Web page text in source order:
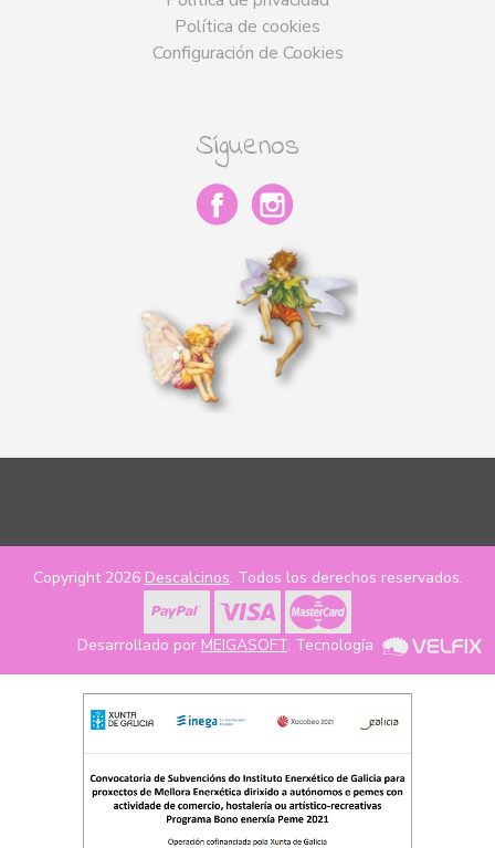
Política de cookies
Configuración de Cookies
Síguenos
Copyright 2026 Descalcinos. Todos los derechos reservados.
Desarrollado por MEIGASOFT. Tecnología